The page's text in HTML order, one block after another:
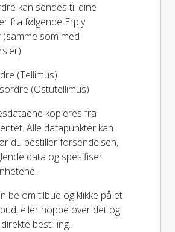
kan sendes til dine
fra følgende Erply
som med
(Tellimus)
(Ostutellimus)
kopieres fra
Alle datapunkter kan
du bestiller forsendelsen,
data og spesifiser
be om tilbud og klikke på et
eller hoppe over det og
bestilling.